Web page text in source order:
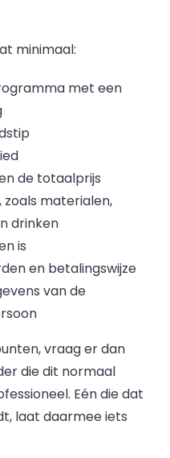
minimaal:
met een
de totaalprijs
materialen,
drinken
is
en betalingswijze
van de
vraag er dan
die dit normaal
Eén die dat
laat daarmee iets